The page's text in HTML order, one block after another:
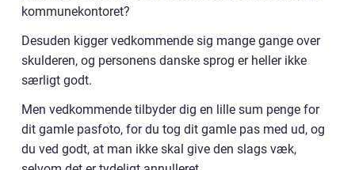
kommunekontoret?
Desuden kigger vedkommende sig mange gange over
skulderen, og personens danske sprog er heller ikke
særligt godt.
Men vedkommende tilbyder dig en lille sum penge for
dit gamle pasfoto, for du tog dit gamle pas med ud, og
du ved godt, at man ikke skal give den slags væk,